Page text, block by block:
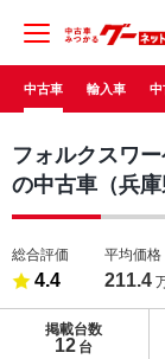
中古車 輸入車 中
フォルクスワ
の中古車（兵庫
総合評価
4.4
平均価格
211.4
掲載台数
12 台